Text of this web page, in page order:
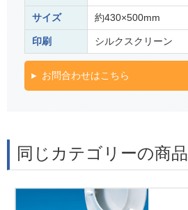
サイズ 約430×500mm
印刷 シルクスクリーン
お問合わせはこちら
同じカテゴリーの商品